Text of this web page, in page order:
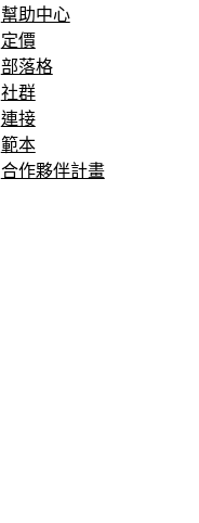
幫助中心
定價
部落格
社群
連接
範本
合作夥伴計畫